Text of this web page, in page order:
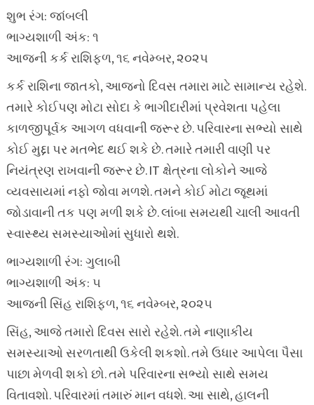
શુભ રંગ: જાંબલી
ભાગ્યશાળી અંક: ૧
આજની કર્ક રાશિફળ, ૧૬ નવેમ્બર, ૨૦૨૫
કર્ક રાશિના જાતકો, આજનો દિવસ તમારા માટે સામાન્ય રહેશે.
તમારે કોઈપણ મોટા સોદા કે ભાગીદારીમાં પ્રવેશતા પહેલા
કાળજીપૂર્વક આગળ વધવાની જરૂર છે. પરિવારના સભ્યો સાથે
કોઈ મુદ્દા પર મતભેદ થઈ શકે છે. તમારે તમારી વાણી પર
નિયંત્રણ રાખવાની જરૂર છે. IT ક્ષેત્રના લોકોને આજે
વ્યવસાયમાં નફો જોવા મળશે. તમને કોઈ મોટા જૂથમાં
જોડાવાની તક પણ મળી શકે છે. લાંબા સમયથી ચાલી આવતી
સ્વાસ્થ્ય સમસ્યાઓમાં સુધારો થશે.
ભાગ્યશાળી રંગ: ગુલાબી
ભાગ્યશાળી અંક: ૫
આજની સિંહ રાશિફળ, ૧૬ નવેમ્બર, ૨૦૨૫
સિંહ, આજે તમારો દિવસ સારો રહેશે. તમે નાણાકીય
સમસ્યાઓ સરળતાથી ઉકેલી શકશો. તમે ઉધાર આપેલા પૈસા
પાછા મેળવી શકો છો. તમે પરિવારના સભ્યો સાથે સમય
વિતાવશો. પરિવારમાં તમારું માન વધશે. આ સાથે, હાલની